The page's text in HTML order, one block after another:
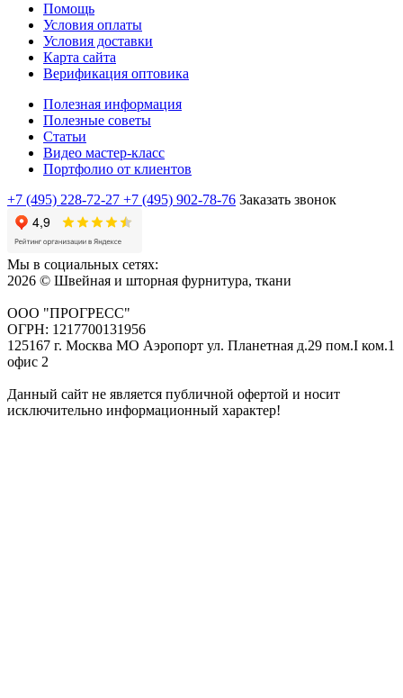
Помощь
Условия оплаты
Условия доставки
Карта сайта
Верификация оптовика
Полезная информация
Полезные советы
Статьи
Видео мастер-класс
Портфолио от клиентов
+7 (495) 228-72-27 +7 (495) 902-78-76 Заказать звонок
Мы в социальных сетях:
2026 © Швейная и шторная фурнитура, ткани
ООО "ПРОГРЕСС"
ОГРН: 1217700131956
125167 г. Москва МО Аэропорт ул. Планетная д.29 пом.I ком.1
офис 2
Данный сайт не является публичной офертой и носит
исключительно информационный характер!